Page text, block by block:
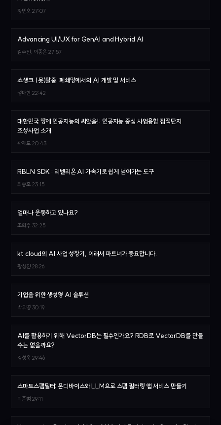
황민호 27:07
Advancing UI/UX for GenAI and Hybrid AI
김수진, 이종은 27:57
쇼생크 (못)탈출: 폐쇄망에서의 AI 개발 및 서비스
성대현 22:42
대한민국 땅에 인공지능의 씨앗을!: 인공지능 중심 사업융합 집적단지
조성사업 소개
곽재도 20:43
RBLN SDK : 리벨리온 AI 가속기로 쉽게 넘어가는 도구
최종호 23:15
얼마나 운동하고 있나요?
조희주 32:25
kt cloud의 AI 사업 성장기, 이래서 파트너가 중요합니다.
황성진 28:26
기업을 위한 생성형 AI 솔루션
박우명 30:19
AI를 활용하기 위해 VectorDB는 필수인가요? RDB로 VectorDB를 만들
수는 없을까요?
강성욱 29:46
스마트스팸필터: 온디바이스와 LLM으로 스팸 필터링 앱 서비스 만들기
이준범 29:11